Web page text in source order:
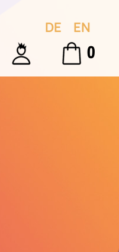
0
DE EN